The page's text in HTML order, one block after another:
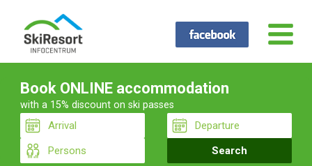
Book ONLINE accommodation
with a 15% discount on ski passes